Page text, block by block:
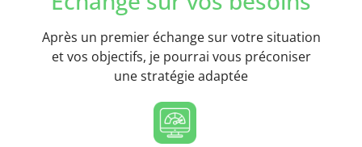
Après un premier échange sur votre situation
et vos objectifs, je pourrai vous préconiser
une stratégie adaptée